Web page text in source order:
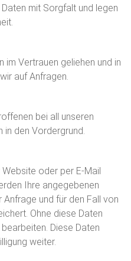
mit Sorgfalt und legen
im Vertrauen geliehen und in
auf Anfragen.
bei all unseren
in den Vordergrund.
oder per E-Mail
Ihre angegebenen
und für den Fall von
Ohne diese Daten
Diese Daten
weiter.